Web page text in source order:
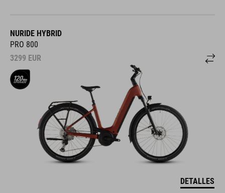
NURIDE HYBRID
PRO 800
3299 EUR
DETALLES